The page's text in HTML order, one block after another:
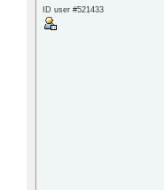
ID user #521433